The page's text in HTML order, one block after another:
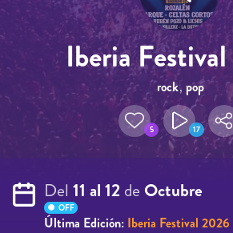
Iberia
rock, pop
5 17
Del 11 al 12 de Octubre
OFF
Última Edición: Iberia Festival 2026